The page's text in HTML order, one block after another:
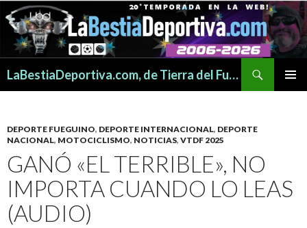
LaBestiaDeportiva.com, de Tierra del Fuego para todo el mundo
DEPORTE FUEGUINO, DEPORTE INTERNACIONAL, DEPORTE
NACIONAL, MOTOCICLISMO, NOTICIAS, VTDF 2025
GANÓ «EL TERRIBLE», NO
IMPORTA CUANDO LO LEAS
(AUDIO)